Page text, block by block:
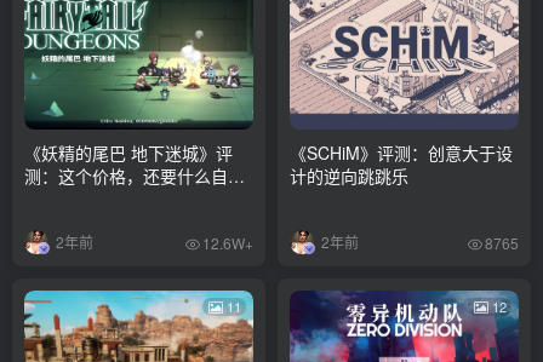
《妖精的尾巴 地下迷城》评
测：这个价格，还要什么自行
2年前 12.6W+
《SCHiM》评测：创意大于设
计的逆向跳跳乐
2年前 8765
11 12